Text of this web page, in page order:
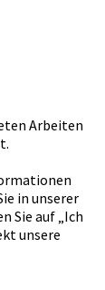
Arbeiten
in unserer
Sie auf „Ich
unsere